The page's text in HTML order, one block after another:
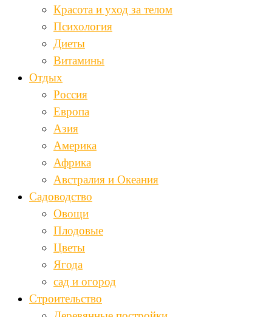
Красота и уход за телом
Психология
Диеты
Витамины
Отдых
Россия
Европа
Азия
Америка
Африка
Австралия и Океания
Садоводство
Овощи
Плодовые
Цветы
Ягода
сад и огород
Строительство